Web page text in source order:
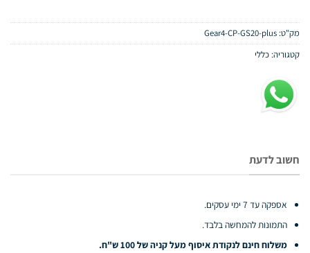
היה:
169.00 ₪.
הוא:
149.00 ₪. מק"ט: Gear4-CP-GS20-plus
קטגוריה: כללי
חשוב לדעת
אספקה עד 7 ימי עסקים.
התמונות להמחשה בלבד.
משלוח חינם לנקודת איסוף מעל קניה של 100 ש"ח.